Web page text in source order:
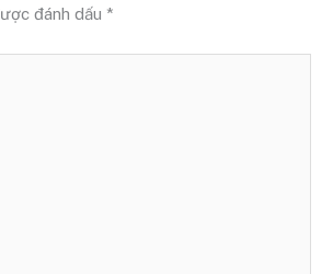
đánh dấu *